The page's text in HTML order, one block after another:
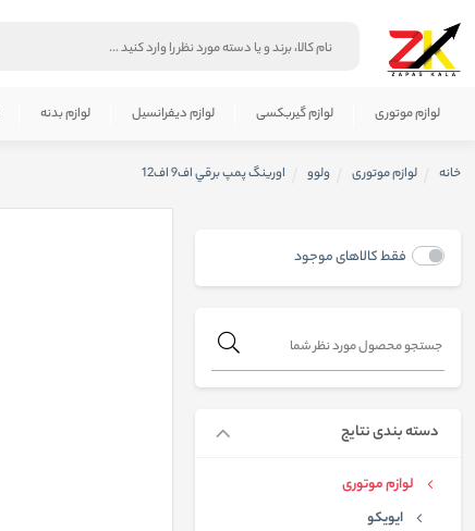
لوازم موتوری لوازم گیربکسی لوازم دیفرانسیل لوازم بدنه
خانه لوازم موتوری ولوو اورينگ پمپ برقي اف9 اف12
فقط کالاهای موجود
دسته بندی نتایج
لوازم موتوری
ایویکو